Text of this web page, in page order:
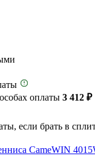
оплаты 3 412 ₽
если брать в
CameWIN